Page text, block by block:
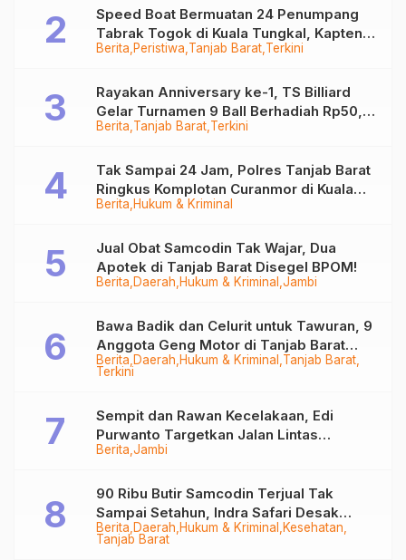
Berita Peristiwa Tanjab Barat Terkini
Speed Boat Bermuatan 24 Penumpang
Tabrak Togok di Kuala Tungkal, Kapten
Sempat Hilang
Berita Tanjab Barat Terkini
Rayakan Anniversary ke-1, TS Billiard
Gelar Turnamen 9 Ball Berhadiah Rp50,8
Juta
Berita Hukum & Kriminal
Tak Sampai 24 Jam, Polres Tanjab Barat
Ringkus Komplotan Curanmor di Kuala
Tungkal
Berita Daerah Hukum & Kriminal Jambi
Jual Obat Samcodin Tak Wajar, Dua
Apotek di Tanjab Barat Disegel BPOM!
Berita Daerah Hukum & Kriminal Tanjab Barat
Terkini
Bawa Badik dan Celurit untuk Tawuran, 9
Anggota Geng Motor di Tanjab Barat
Diringkus
Berita Jambi
Sempit dan Rawan Kecelakaan, Edi
Purwanto Targetkan Jalan Lintas
Tungkal-Jambi Mulus di 2028
Berita Daerah Hukum & Kriminal
Kesehatan
Tanjab Barat
90 Ribu Butir Samcodin Terjual Tak
Sampai Setahun, Indra Safari Desak
Audit Menyeluruh